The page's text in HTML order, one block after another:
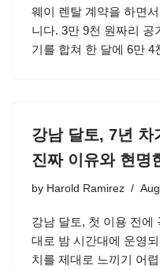
웨이 렌탈 계약을 하면
니다. 3만 9천 원짜리 공
기를 합쳐 한 달에 6만 4
강남 달토, 7년 차
진짜 이유와 현명
by Harold Ramirez
강남 달토, 첫 이용 전에
대로 밤 시간대에 운영
치를 제대로 느끼기 어